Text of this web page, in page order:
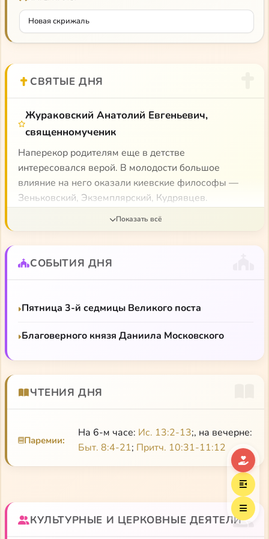
Новая скрижаль
СВЯТЫЕ ДНЯ
Жураковский Анатолий Евгеньевич,
священномученик
Наперекор родителям еще в детстве
интересовался верой. В молодости большое
влияние на него оказали киевские философы —
Зеньковский, Экземплярский, Кудрявцев.
Проповедник и мыслитель, в годы безбожной
общину. В 1937 г. расстрелян. Отцу Анатолию
Жураковскому принадлежат такие стихи: Пила
Готовь елей, Войди в алтарь и засвети лампаду. Ты
слышишь: клирное они свершают пенье.
Любимый близко. Здесь. Премудрость. Вонмем.
Жураковский Анатолий Евгеньевич,
Русский эрос, или Философия любви в России
Анатолий Жураковский. Материалы к житию —
радио «Град Петров»
СОБЫТИЯ ДНЯ
Пятница 3-й седмицы Великого поста
Благоверного князя Даниила Московского
ЧТЕНИЯ ДНЯ
Паремии:
На 6-м часе: Ис. 13:2-13;, на вечерне:
Быт. 8:4-21; Притч. 10:31-11:12
КУЛЬТУРНЫЕ И ЦЕРКОВНЫЕ ДЕЯТЕЛИ